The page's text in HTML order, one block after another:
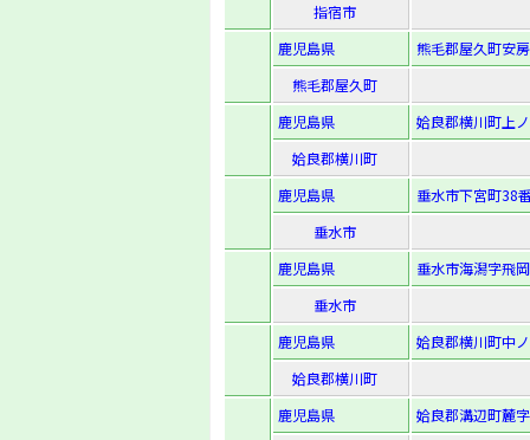
指宿市
鹿児島県
熊毛郡屋久町安
熊毛郡屋久町
鹿児島県
姶良郡横川町上
姶良郡横川町
鹿児島県
垂水市下宮町38
垂水市
鹿児島県
垂水市海潟字飛
垂水市
鹿児島県
姶良郡横川町中
姶良郡横川町
鹿児島県
姶良郡溝辺町麓